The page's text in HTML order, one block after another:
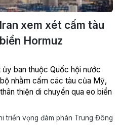
xem xét cấm tàu
Hormuz
ban thuộc Quốc hội nước
nhằm cấm các tàu của Mỹ,
thiện di chuyển qua eo biển
triển vọng đàm phán Trung Đông